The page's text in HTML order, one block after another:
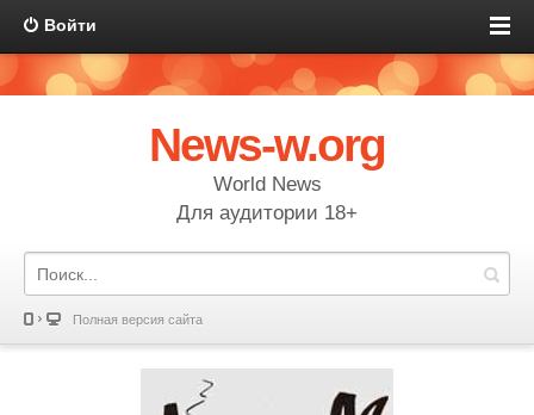
Войти
News-w.org
World News
Для аудитории 18+
Полная версия сайта